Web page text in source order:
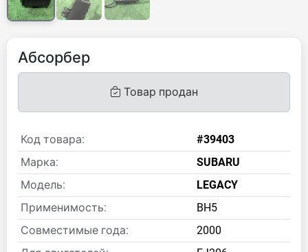
Абсорбер
Товар продан
Код товара:
#39403
Марка:
SUBARU
Модель:
LEGACY
Применимость:
BH5
Совместимые года:
2000